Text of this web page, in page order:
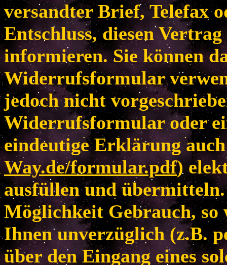
versandter Brief, Telefax
Entschluss, diesen
informieren. Sie können
Widerrufsformular
jedoch nicht
Widerrufsformular oder
eindeutige Erklärung
Way.de/formular.pdf)
ausfüllen und
Möglichkeit Gebrauch, so
Ihnen unverzüglich (z.B.
über den Eingang eines